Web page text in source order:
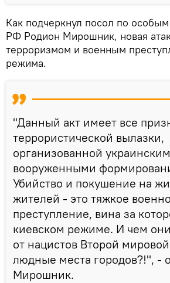
Как подчеркнул посол по
РФ Родион Мирошник, новая
терроризмом и военным
режима.
"Данный акт имеет все
террористической вылазки,
организованной
вооруженными
Убийство и покушение на
жителей - это тяжкое
преступление, вина за
киевском режиме. И чем
от нацистов Второй
людные места городов?!", -
Мирошник.